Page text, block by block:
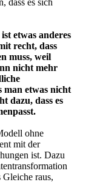
etwas anderes
recht, dass
muss, weil
nicht mehr
etwas nicht
dazu, dass es
ohne
mit der
ist. Dazu
raus,